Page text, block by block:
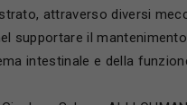
attraverso diversi
supportare il mantenimento
intestinale e della